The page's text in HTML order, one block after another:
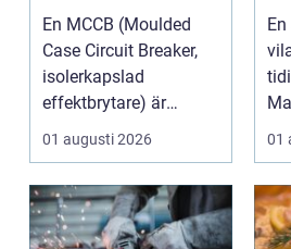
effektbrytare?
En MCCB (Moulded
Case Circuit Breaker,
isolerkapslad
effektbrytare) är
hjärtat i många
moderna elför...
01 augusti 2026 01